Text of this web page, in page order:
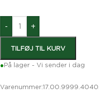
- +
TILFØJ TIL KURV
●På lager - Vi sender i dag
Varenummer: